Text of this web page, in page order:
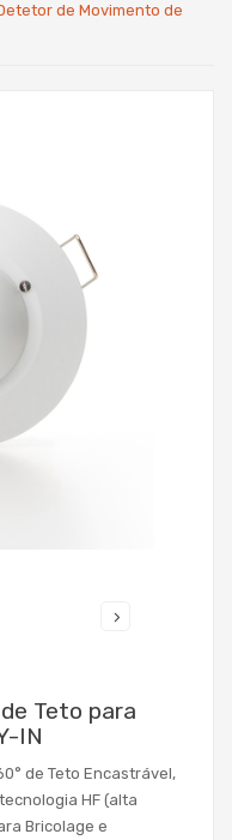
de Movimento de
Teto para
IN
de Teto Encastrável,
HF (alta
Bricolage e